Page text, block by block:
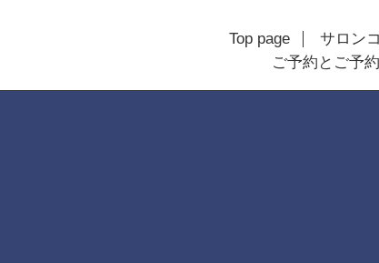
Top page サロン
ご予約とご予